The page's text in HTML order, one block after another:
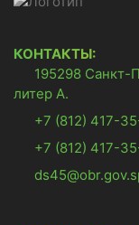
КОНТАКТЫ:
195298 Санкт-
литер А.
+7 (812) 417-
+7 (812) 417-